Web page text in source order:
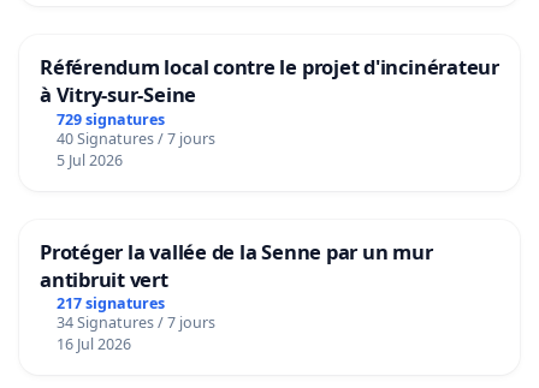
Référendum local contre le projet d'incinérateur
à Vitry-sur-Seine
729 signatures
40 Signatures / 7 jours
5 Jul 2026
Protéger la vallée de la Senne par un mur
antibruit vert
217 signatures
34 Signatures / 7 jours
16 Jul 2026